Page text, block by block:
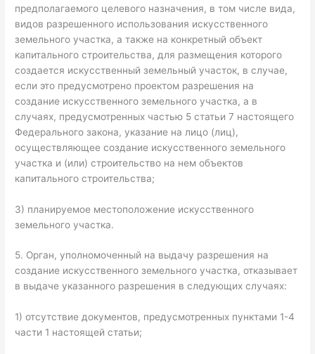
предполагаемого целевого назначения, в том числе вида,
видов разрешенного использования искусственного
земельного участка, а также на конкретный объект
капитального строительства, для размещения которого
создается искусственный земельный участок, в случае,
если это предусмотрено проектом разрешения на
создание искусственного земельного участка, а в
случаях, предусмотренных частью 5 статьи 7 настоящего
Федерального закона, указание на лицо (лиц),
осуществляющее создание искусственного земельного
участка и (или) строительство на нем объектов
капитального строительства;
3) планируемое местоположение искусственного
земельного участка.
5. Орган, уполномоченный на выдачу разрешения на
создание искусственного земельного участка, отказывает
в выдаче указанного разрешения в следующих случаях:
1) отсутствие документов, предусмотренных пунктами 1-4
части 1 настоящей статьи;